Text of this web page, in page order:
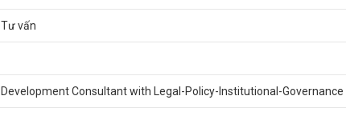
Tư vấn
Development Consultant with Legal-Policy-Institutional-